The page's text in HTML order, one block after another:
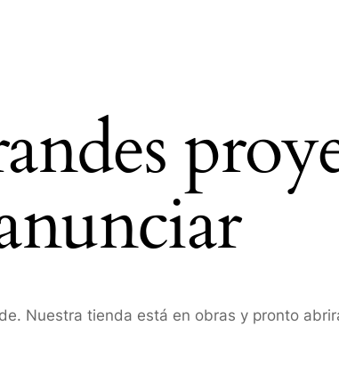
Nuestra tienda está en obras y pronto